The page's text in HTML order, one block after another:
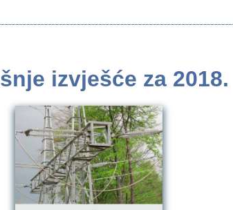
izvješće za 2018.